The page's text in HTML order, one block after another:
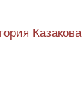
Казакова